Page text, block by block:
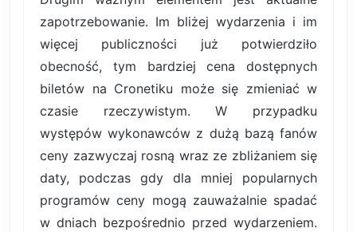
zapotrzebowanie. Im bliżej wydarzenia i im
więcej publiczności już potwierdziło
obecność, tym bardziej cena dostępnych
biletów na Cronetiku może się zmieniać w
czasie rzeczywistym. W przypadku
występów wykonawców z dużą bazą fanów
ceny zazwyczaj rosną wraz ze zbliżaniem się
daty, podczas gdy dla mniej popularnych
programów ceny mogą zauważalnie spadać
w dniach bezpośrednio przed wydarzeniem.